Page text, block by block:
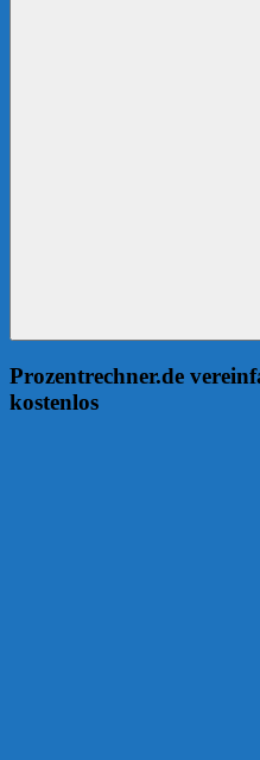
Prozentrechner.de
kostenlos